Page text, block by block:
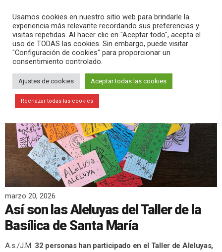
search menu pause PLAY
marzo 20, 2026
Así son las Aleluyas del Taller de la
Basílica de Santa María
A.s./J.M. 32 personas han participado en el Taller de Aleluyas,
Usamos cookies en nuestro sitio web para brindarle la
experiencia más relevante recordando sus preferencias y
visitas repetidas. Al hacer clic en "Aceptar todo", acepta el
uso de TODAS las cookies. Sin embargo, puede visitar
"Configuración de cookies" para proporcionar un
consentimiento controlado.
Ajustes de cookies Aceptar todas las cookies
Rechazar todas las cookies